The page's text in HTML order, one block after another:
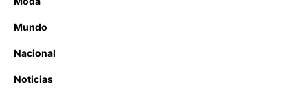
Mundo
Nacional
Noticias